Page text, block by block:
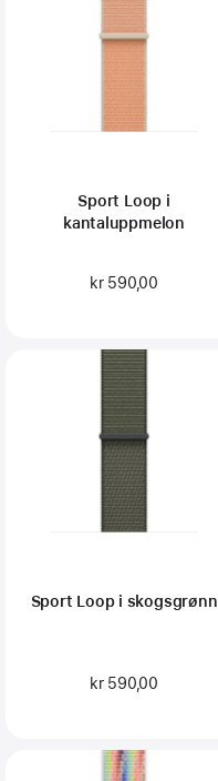
Sport Loop i
kantaluppmelon
kr 590,00
Sport Loop i skogsgrønn
kr 590,00